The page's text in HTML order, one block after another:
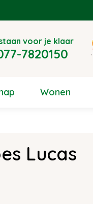
voor je klaar
7820150
Wonen
Lucas